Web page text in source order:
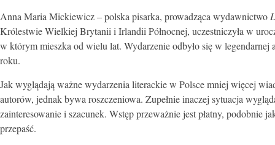
Anna Maria Mickiewicz – polska pisarka, prowadząca wydawnictwo
Królestwie Wielkiej Brytanii i Irlandii Północnej, uczestniczyła w
w którym mieszka od wielu lat. Wydarzenie odbyło się w
roku.
Jak wyglądają ważne wydarzenia literackie w Polsce mniej więcej
autorów, jednak bywa roszczeniowa. Zupełnie inaczej sytuacja
zainteresowanie i szacunek. Wstęp przeważnie jest płatny, podobnie
przepaść.